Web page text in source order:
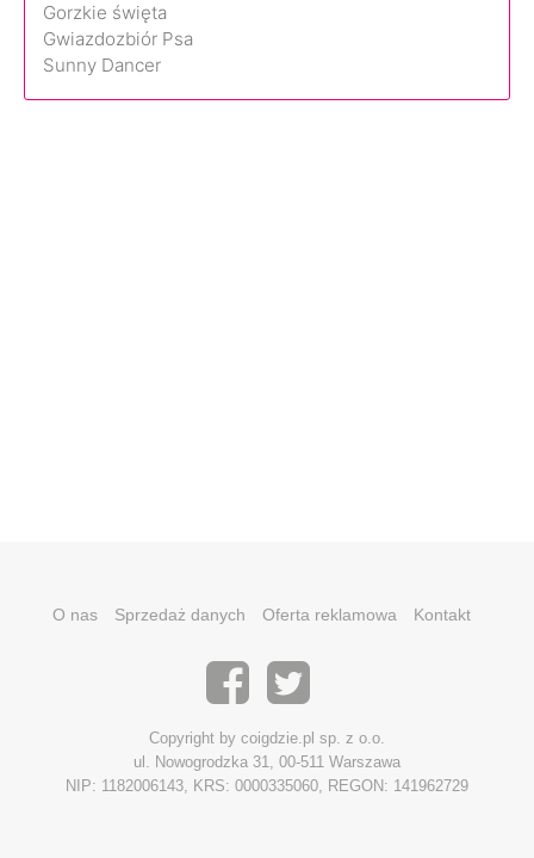
Gorzkie święta
Gwiazdozbiór Psa
Sunny Dancer
O nas Sprzedaż danych Oferta reklamowa Kontakt
Copyright by coigdzie.pl sp. z o.o.
ul. Nowogrodzka 31, 00-511 Warszawa
NIP: 1182006143, KRS: 0000335060, REGON: 141962729